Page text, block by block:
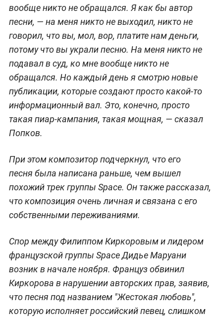
вообще никто не обращался. Я как бы автор
песни, — на меня никто не выходил, никто не
говорил, что вы, мол, вор, платите нам деньги,
потому что вы украли песню. На меня никто не
подавал в суд, ко мне вообще никто не
обращался. Но каждый день я смотрю новые
публикации, которые создают просто какой-то
информационный вал. Это, конечно, просто
такая пиар-кампания, такая мощная, — сказал
Попков.
При этом композитор подчеркнул, что его
песня была написана раньше, чем вышел
похожий трек группы Space. Он также рассказал,
что композиция очень личная и связана с его
собственными переживаниями.
Спор между Филиппом Киркоровым и лидером
французской группы Space Дидье Маруани
возникв начале ноября. Француз обвинил
Киркорова в нарушении авторских прав, заявив,
что песня под названием "Жестокая любовь",
которую исполняет российский певец, слишком